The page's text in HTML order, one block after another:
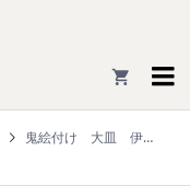

鬼絵付け 大皿 伊万里焼